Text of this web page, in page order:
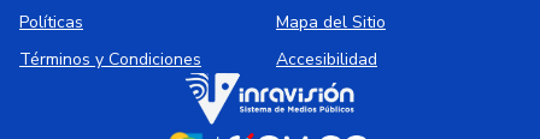
Políticas
Mapa del Sitio
Términos y Condiciones
Accesibilidad